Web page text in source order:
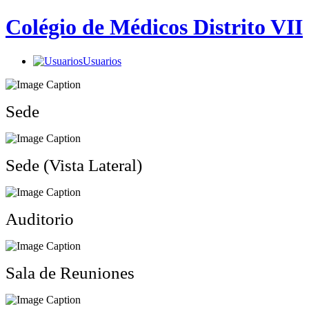
Colégio de Médicos Distrito VII
Usuarios
Sede
Sede (Vista Lateral)
Auditorio
Sala de Reuniones